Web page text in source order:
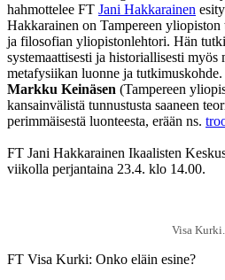
hahmottelee FT Jani Hakkarainen
Hakkarainen on Tampereen
ja filosofian yliopistonlehtori. Hän
systemaattisesti ja historiallisesti myös
metafysiikan luonne ja tutkimuskohde.
Markku Keinäsen (Tampereen
kansainvälistä tunnustusta saaneen
perimmäisestä luonteesta, erään ns.
FT Jani Hakkarainen Ikaalisten
viikolla perjantaina 23.4. klo 14.00.
Visa Kurki.
FT Visa Kurki: Onko eläin esine?